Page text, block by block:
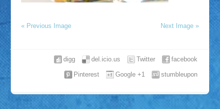
« Previous Image Next Image »
facebook
Twitter
del.icio.us
digg
stumbleupon
Google +1
Pinterest